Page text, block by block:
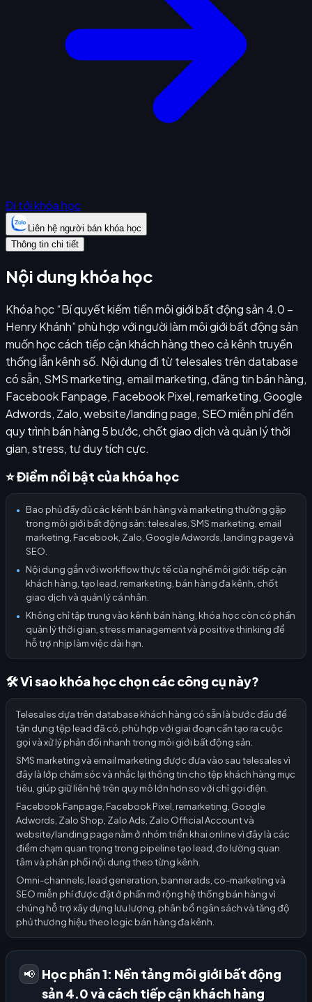
Đi tới khóa học
Liên hệ người bán khóa học
Thông tin chi tiết
Nội dung khóa học
Khóa học “Bí quyết kiếm tiền môi giới bất động sản 4.0 –
Henry Khánh” phù hợp với người làm môi giới bất động sản
muốn học cách tiếp cận khách hàng theo cả kênh truyền
thống lẫn kênh số. Nội dung đi từ telesales trên database
có sẵn, SMS marketing, email marketing, đăng tin bán hàng,
Facebook Fanpage, Facebook Pixel, remarketing, Google
Adwords, Zalo, website/landing page, SEO miễn phí đến
quy trình bán hàng 5 bước, chốt giao dịch và quản lý thời
gian, stress, tư duy tích cực.
⭐ Điểm nổi bật của khóa học
●
Bao phủ đầy đủ các kênh bán hàng và marketing thường gặp
trong môi giới bất động sản: telesales, SMS marketing, email
marketing, Facebook, Zalo, Google Adwords, landing page và
SEO.
●
Nội dung gắn với workflow thực tế của nghề môi giới: tiếp cận
khách hàng, tạo lead, remarketing, bán hàng đa kênh, chốt
giao dịch và quản lý cá nhân.
●
Không chỉ tập trung vào kênh bán hàng, khóa học còn có phần
quản lý thời gian, stress management và positive thinking để
hỗ trợ nhịp làm việc dài hạn.
🛠️ Vì sao khóa học chọn các công cụ này?
Telesales dựa trên database khách hàng có sẵn là bước đầu để
tận dụng tệp lead đã có, phù hợp với giai đoạn cần tạo ra cuộc
gọi và xử lý phản đối nhanh trong môi giới bất động sản.
SMS marketing và email marketing được đưa vào sau telesales vì
đây là lớp chăm sóc và nhắc lại thông tin cho tệp khách hàng mục
tiêu, giúp giữ liên hệ trên quy mô lớn hơn so với chỉ gọi điện.
Facebook Fanpage, Facebook Pixel, remarketing, Google
Adwords, Zalo Shop, Zalo Ads, Zalo Official Account và
website/landing page nằm ở nhóm triển khai online vì đây là các
điểm chạm quan trọng trong pipeline tạo lead, đo lường quan
tâm và phân phối nội dung theo từng kênh.
Omni-channels, lead generation, banner ads, co-marketing và
SEO miễn phí được đặt ở phần mở rộng hệ thống bán hàng vì
chúng hỗ trợ xây dựng lưu lượng, phân bổ ngân sách và tăng độ
phủ thương hiệu theo logic bán hàng đa kênh.
📢 Học phần 1: Nền tảng môi giới bất động
sản 4.0 và cách tiếp cận khách hàng